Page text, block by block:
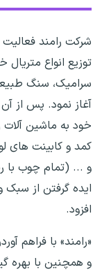
توزیع انواع متریال
سرامیک، سنگ
خود به ماشین آلات
کمد و کابینت های
و ... (تمام چوب با
ایده گرفتن از
افزود.
«رامند» با فراهم
و همچنین با بهره